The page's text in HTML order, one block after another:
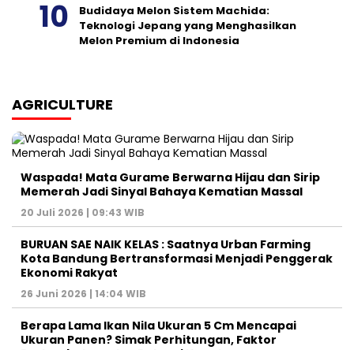
Budidaya Melon Sistem Machida:
Teknologi Jepang yang Menghasilkan
Melon Premium di Indonesia
AGRICULTURE
Waspada! Mata Gurame Berwarna Hijau dan Sirip
Memerah Jadi Sinyal Bahaya Kematian Massal
20 Juli 2026 | 09:43 WIB
BURUAN SAE NAIK KELAS : Saatnya Urban Farming
Kota Bandung Bertransformasi Menjadi Penggerak
Ekonomi Rakyat
26 Juni 2026 | 14:04 WIB
Berapa Lama Ikan Nila Ukuran 5 Cm Mencapai
Ukuran Panen? Simak Perhitungan, Faktor